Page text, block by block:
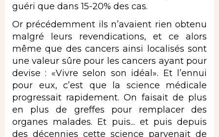
guéri que dans 15-20% des cas.
Or précédemment ils n’avaient rien obtenu
malgré leurs revendications, et ce alors
même que des cancers ainsi localisés sont
une valeur sûre pour les cancers ayant pour
devise : «Vivre selon son idéal». Et l’ennui
pour eux, c’est que la science médicale
progressait rapidement. On faisait de plus
en plus de greffes pour remplacer des
organes malades. Et puis... et puis depuis
des décennies cette science parvenait de